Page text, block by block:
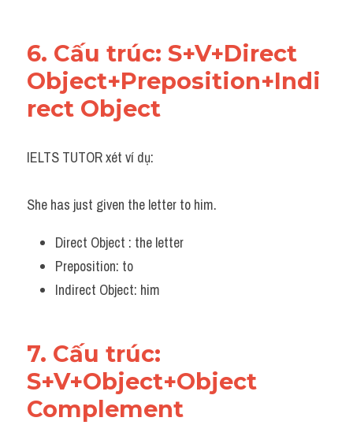
6. Cấu trúc: S+V+Direct
Object+Preposition+Indi
rect Object
IELTS TUTOR xét ví dụ:
She has just given the letter to him.
Direct Object : the letter
Preposition: to
Indirect Object: him
7. Cấu trúc:
S+V+Object+Object
Complement